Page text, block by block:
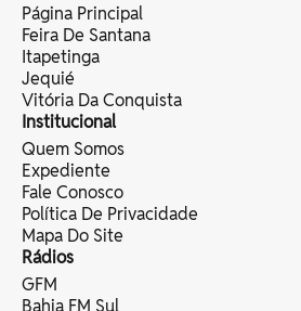
Página Principal
Feira De Santana
Itapetinga
Jequié
Vitória Da Conquista
Institucional
Quem Somos
Expediente
Fale Conosco
Política De Privacidade
Mapa Do Site
Rádios
GFM
Bahia FM Sul